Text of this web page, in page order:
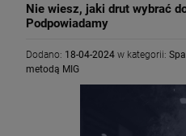
Nie wiesz, jaki drut wybrać
Podpowiadamy
Dodano: 18-04-2024 w kategorii:
metodą MIG